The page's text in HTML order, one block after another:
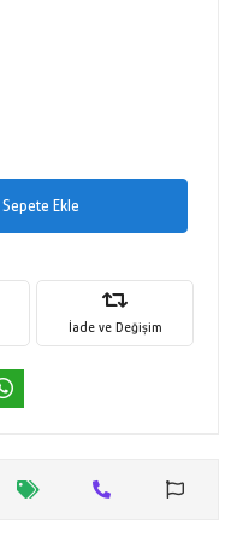
Sepete Ekle
İade ve Değişim